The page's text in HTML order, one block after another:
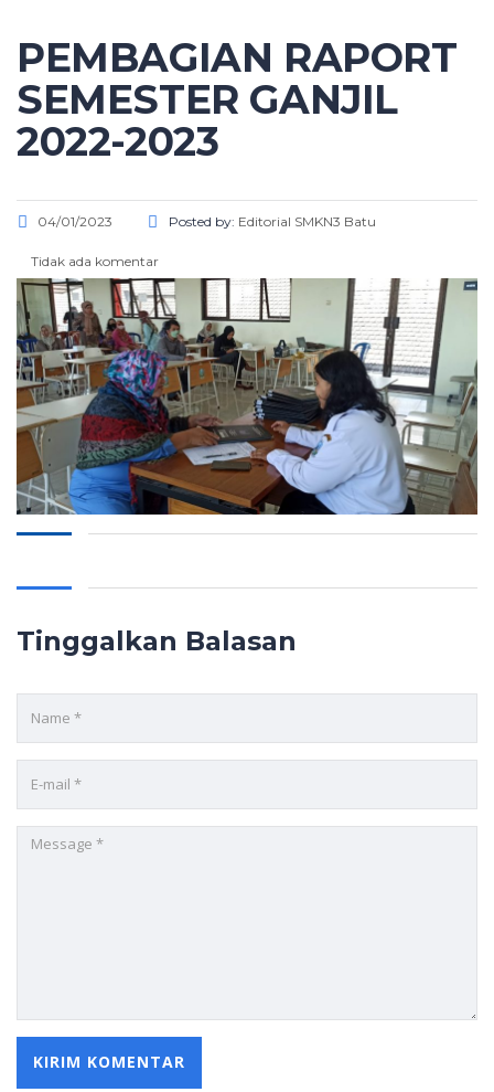
PEMBAGIAN RAPORT
SEMESTER GANJIL
2022-2023
04/01/2023 Posted by: Editorial SMKN3 Batu
Tidak ada komentar
Tinggalkan Balasan